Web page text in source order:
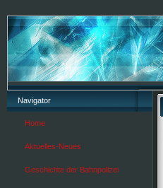
Navigator
Home
Aktuelles-Neues
Geschichte der Bahnpolizei